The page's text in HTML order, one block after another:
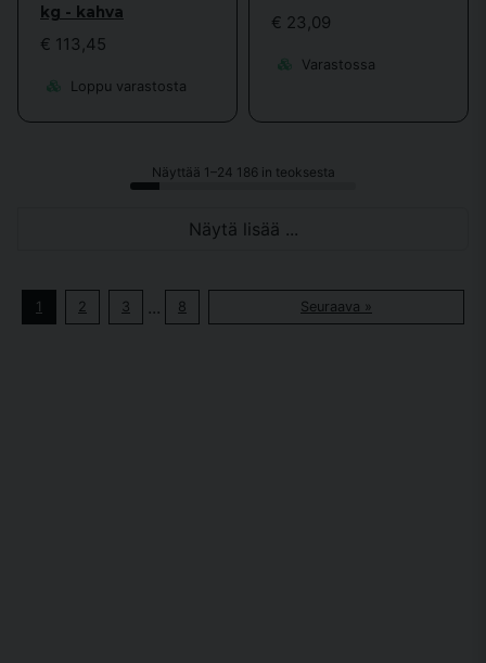
kg - kahva
€ 113,45
Loppu varastosta
€ 23,09
Varastossa
Näyttää 1–24 186 in teoksesta
Näytä lisää ...
1 2 3 ... 8 Seuraava »